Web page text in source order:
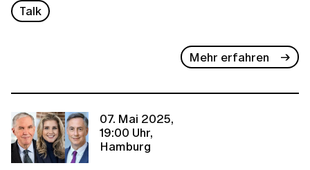
Talk
Mehr erfahren
07. Mai 2025,
19:00 Uhr,
Hamburg